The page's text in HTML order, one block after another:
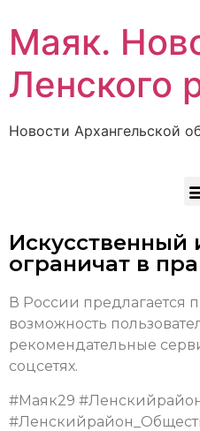
Маяк.
Ленского
Новости Архангельской
Искусственный
ограничат в
В России предлагается
возможность
рекомендательные
соцсетях.
#Маяк29